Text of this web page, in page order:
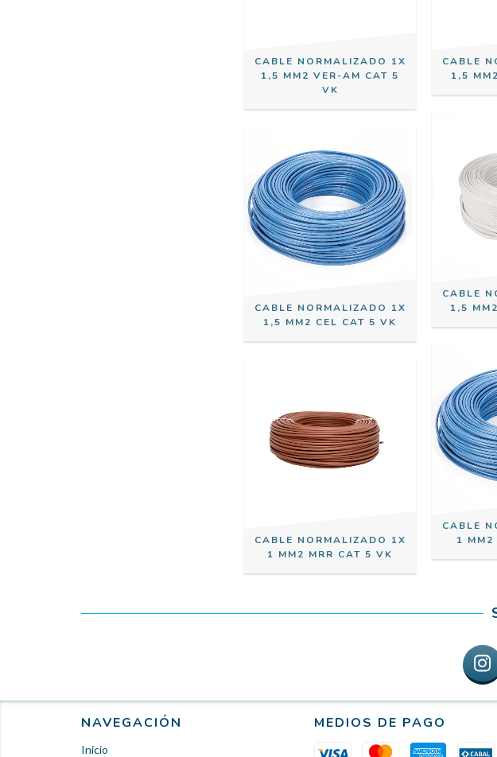
CABLE NORMALIZADO 1X
1,5 MM2 VER-AM CAT 5
VK
CABLE
1,5
CABLE NORMALIZADO 1X
1,5 MM2 CEL CAT 5 VK
CABLE
1,5
CABLE NORMALIZADO 1X
1 MM2 MRR CAT 5 VK
CABLE
1 MM2
NAVEGACIÓN
Inicio
MEDIOS DE PAGO